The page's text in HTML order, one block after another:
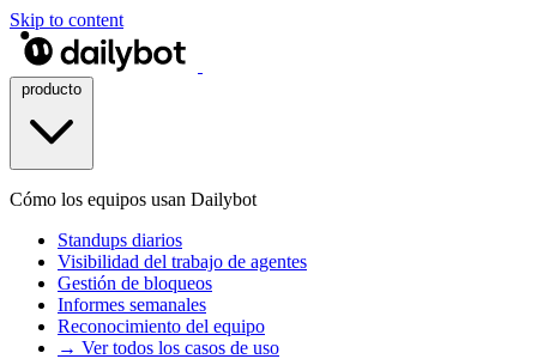
Skip to content
Cómo los equipos usan Dailybot
Standups diarios
Visibilidad del trabajo de agentes
Gestión de bloqueos
Informes semanales
Reconocimiento del equipo
→ Ver todos los casos de uso